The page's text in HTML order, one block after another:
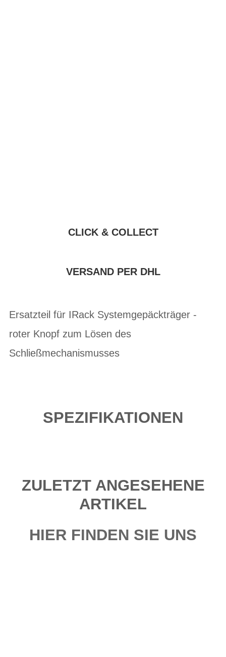
CLICK & COLLECT
VERSAND PER DHL
Ersatzteil für IRack Systemgepäckträger -
roter Knopf zum Lösen des
Schließmechanismusses
SPEZIFIKATIONEN
ZULETZT ANGESEHENE
ARTIKEL
HIER FINDEN SIE UNS